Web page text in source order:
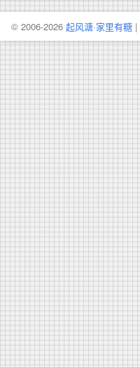
© 2006-2026 起风溏·家里有糖 |